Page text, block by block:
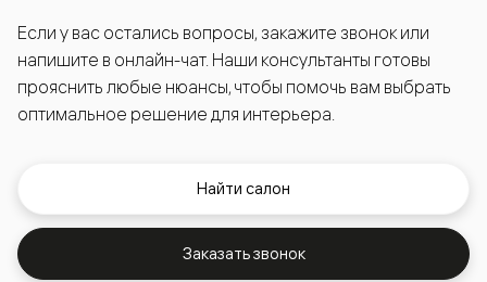
Если у вас остались вопросы, закажите звонок или
напишите в онлайн-чат. Наши консультанты готовы
прояснить любые нюансы, чтобы помочь вам выбрать
оптимальное решение для интерьера.
Найти салон
Заказать звонок